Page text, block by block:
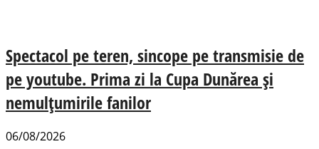
Spectacol pe teren, sincope pe transmisie de
pe youtube. Prima zi la Cupa Dunărea și
nemulțumirile fanilor
06/08/2026